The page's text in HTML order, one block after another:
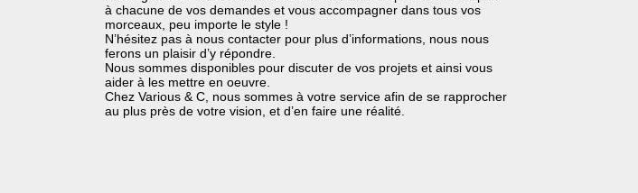
à chacune de vos demandes et vous accompagner dans tous vos
morceaux, peu importe le style !
N’hésitez pas à nous contacter pour plus d’informations, nous nous
ferons un plaisir d’y répondre.
Nous sommes disponibles pour discuter de vos projets et ainsi vous
aider à les mettre en oeuvre.
Chez Various & C, nous sommes à votre service afin de se rapprocher
au plus près de votre vision, et d’en faire une réalité.